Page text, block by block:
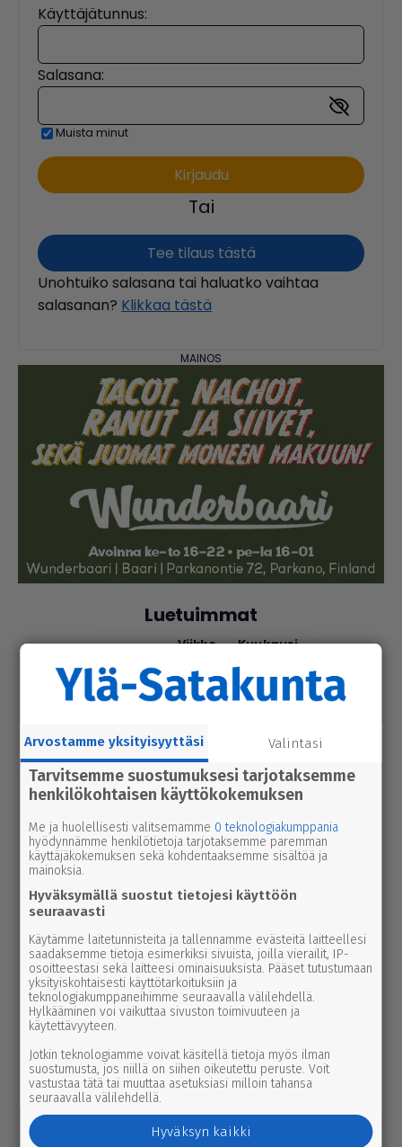
Käyttäjätunnus:
Salasana:
Muista minut
Tai
Tee tilaus tästä
Unohtuiko salasana tai haluatko vaihtaa
salasanan? Klikkaa tästä
Luetuimmat
Tänään Viikko Kuukausi
urheilu7.8.2026 14.00
Janne Ojala näkee Parkanon ase­man­
tapah­tu­ma­kes­kuk­selle
uutinen6.8.2026 9.15
hinko Par­ka­nossa – toi­min­toja jär­jes­
tel­lään par­hail­laan uusiksi
uutinen6.8.2026 2.55
Elisa parantaa 5g-yhteyksiä Karviassa
ja Par­ka­nossa – seuraavan suku­pol­
ven tekniikka kolkuttaa jo ovella
uutinen 5.8.2026 12.00
Pääl­lys­tys­työt hidas­ta­vat lii­ken­nettä
3-tiellä Ikaa­lis­ten suunnalla – syys­
kuussa uutta pintaa Kui­vas­jär­ven
suunnalle
Arvostamme yksityisyyttäsi Valintasi
Tarvitsemme suostumuksesi tarjotaksemme
henkilökohtaisen käyttökokemuksen
Me ja huolellisesti valitsemamme 0 teknologiakumppania
hyödynnämme henkilötietoja tarjotaksemme paremman
käyttäjäkokemuksen sekä kohdentaaksemme sisältöä ja
mainoksia.
Hyväksymällä suostut tietojesi käyttöön
seuraavasti
Käytämme laitetunnisteita ja tallennamme evästeitä laitteellesi
saadaksemme tietoja esimerkiksi sivuista, joilla vierailit, IP-
osoitteestasi sekä laitteesi ominaisuuksista. Pääset tutustumaan
yksityiskohtaisesti käyttötarkoituksiin ja
teknologiakumppaneihimme seuraavalla välilehdellä.
Hylkääminen voi vaikuttaa sivuston toimivuuteen ja
käytettävyyteen.
Jotkin teknologiamme voivat käsitellä tietoja myös ilman
suostumusta, jos niillä on siihen oikeutettu peruste. Voit
vastustaa tätä tai muuttaa asetuksiasi milloin tahansa
seuraavalla välilehdellä.
Hyväksyn kaikki